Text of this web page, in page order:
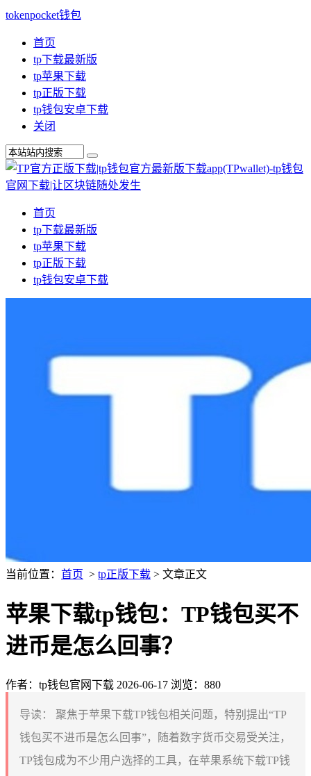
tokenpocket钱包
首页
tp下载最新版
tp苹果下载
tp正版下载
tp钱包安卓下载
关闭
首页
tp下载最新版
tp苹果下载
tp正版下载
tp钱包安卓下载
当前位置： 首页 > tp正版下载 > 文章正文
苹果下载tp钱包：TP钱包买不
进币是怎么回事？
作者：tp钱包官网下载 2026-06-17 浏览：880
导读：
聚焦于苹果下载TP钱包相关问题，特别提出“TP
钱包买不进币是怎么回事”，随着数字货币交易受关注，
TP钱包成为不少用户选择的工具，在苹果系统下载TP钱